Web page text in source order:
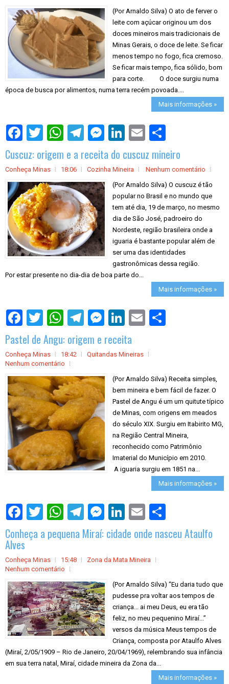
(Por Arnaldo Silva) O ato de ferver o
leite com açúcar originou um dos
doces mineiros mais tradicionais de
Minas Gerais, o doce de leite. Se ficar
menos tempo no fogo, fica cremoso.
Se ficar mais tempo, fica sólido, bom
para corte. O doce surgiu numa
época de busca por alimentos, numa terra recém povoada....
Mais informações »
r
e
Cuscuz: origem e a receita do cuscuz mineiro
Conheça Minas 18:06 Cozinha Mineira
Nenhum comentário
(Por Arnaldo Silva) O cuscuz é tão
popular no Brasil e no mundo que
tem até dia, 19 de março, no mesmo
dia de São José, padroeiro do
Nordeste, região brasileira onde a
iguaria é bastante popular além de
ser uma das identidades
gastronômicas dessa região.
Por estar presente no dia-dia de boa parte do...
Mais informações »
Pastel de Angu: origem e receita
Conheça Minas 18:42
Quitandas Mineiras
Nenhum comentário
(Por Arnaldo Silva) Receita simples,
bem mineira e bem fácil de fazer. O
Pastel de Angu é um um quitute típico
de Minas, com origens em meados
do século XIX. Surgiu em Itabirito MG,
na Região Central Mineira,
reconhecido como Patrimônio
Imaterial do Município em 2010.
A iguaria surgiu em 1851 na...
Mais informações »
r
e
Conheça a pequena Miraí: cidade onde nasceu Ataulfo
Alves
Conheça Minas 15:48
Zona da Mata Mineira
Nenhum comentário
(Por Arnaldo Silva) “Eu daria tudo que
pudesse pra voltar aos tempos de
criança... ai meu Deus, eu era tão
feliz, no meu pequenino Miraí...”
versos da música Meus tempos de
Criança, composta por Ataulfo Alves
(Miraí, 2/05/1909 – Rio de Janeiro, 20/04/1969), relembrando sua infância
em sua terra natal, Miraí, cidade mineira da Zona da...
Mais informações »